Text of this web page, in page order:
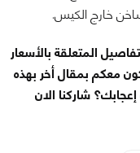
خارج الكيس.
المتعلقة بالأسعار
معكم بمقال أخر بهذه
شاركنا الان